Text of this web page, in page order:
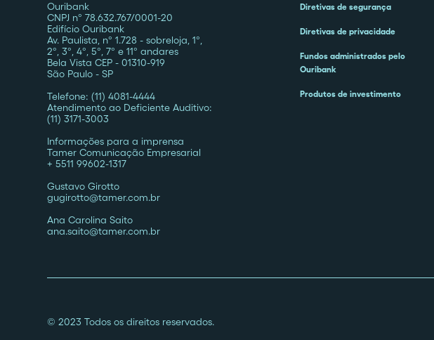
Ouribank
CNPJ nº 78.632.767/0001-20
Edifício Ouribank
Av. Paulista, nº 1.728 - sobreloja, 1º,
2º, 3º, 4º, 5º, 7º e 11º andares
Bela Vista CEP - 01310-919
São Paulo - SP
Telefone: (11) 4081-4444
Atendimento ao Deficiente Auditivo:
(11) 3171-3003
Informações para a imprensa
Tamer Comunicação Empresarial
+ 5511 99602-1317
Gustavo Girotto
gugirotto@tamer.com.br
Ana Carolina Saito
ana.saito@tamer.com.br
Diretivas de segurança
Diretivas de privacidade
Fundos administrados pelo
Ouribank
Produtos de investimento
© 2023 Todos os direitos reservados.